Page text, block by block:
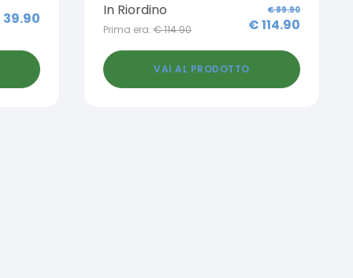
39.90 In Riordino
Prima era: €114.90
€89.90
€114.90
VAI AL PRODOTTO